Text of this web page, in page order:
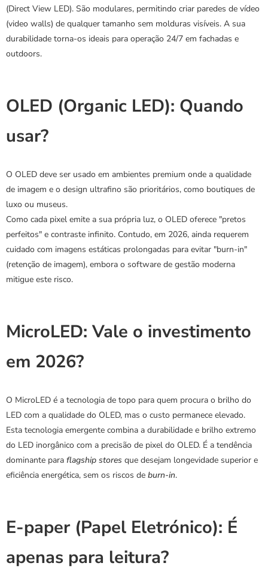
(Direct View LED). São modulares, permitindo criar paredes de vídeo
(video walls) de qualquer tamanho sem molduras visíveis. A sua
durabilidade torna-os ideais para operação 24/7 em fachadas e
outdoors.
OLED (Organic LED): Quando
usar?
O OLED deve ser usado em ambientes premium onde a qualidade
de imagem e o design ultrafino são prioritários, como boutiques de
luxo ou museus.
Como cada pixel emite a sua própria luz, o OLED oferece "pretos
perfeitos" e contraste infinito. Contudo, em 2026, ainda requerem
cuidado com imagens estáticas prolongadas para evitar "burn-in"
(retenção de imagem), embora o software de gestão moderna
mitigue este risco.
MicroLED: Vale o investimento
em 2026?
O MicroLED é a tecnologia de topo para quem procura o brilho do
LED com a qualidade do OLED, mas o custo permanece elevado.
Esta tecnologia emergente combina a durabilidade e brilho extremo
do LED inorgânico com a precisão de pixel do OLED. É a tendência
dominante para flagship stores que desejam longevidade superior e
eficiência energética, sem os riscos de burn-in.
E-paper (Papel Eletrónico): É
apenas para leitura?